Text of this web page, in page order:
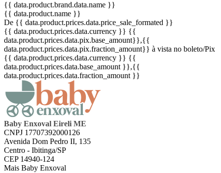
{{ data.product.brand.data.name }}
{{ data.product.name }}
De {{ data.product.prices.data.price_sale_formated }}
{{ data.product.prices.data.currency }} {{
data.product.prices.data.pix.base_amount}},{{
data.product.prices.data.pix.fraction_amount}} à vista no boleto/Pix
{{ data.product.prices.data.currency }} {{
data.product.prices.data.base_amount }},{{
data.product.prices.data.fraction_amount }}
Baby Enxoval Eireli ME
CNPJ 17707392000126
Avenida Dom Pedro II, 135
Centro - Ibitinga/SP
CEP 14940-124
Mais Baby Enxoval